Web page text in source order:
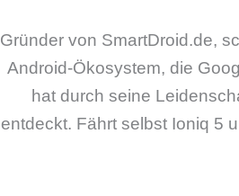
Gründer von SmartDroid.de,
Android-Ökosystem, die
hat durch seine
entdeckt. Fährt selbst Ioniq 5